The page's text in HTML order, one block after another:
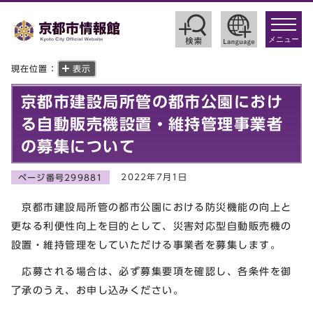
toggle
メニュー
現在位置： 表示
京都市建設局所管の都市公園におけ
る自動販売機設置・維持管理事業者
の募集について
ページ番号299881 2022年7月1日
京都市建設局所管の都市公園における防災機能の向上と
更なる利便性向上を目的として、災害対応型自動販売機の
設置・維持管理をしていただける事業者を募集します。
応募される場合は、必ず募集要項を確認し、各条件を御
了承のうえ、お申し込みください。